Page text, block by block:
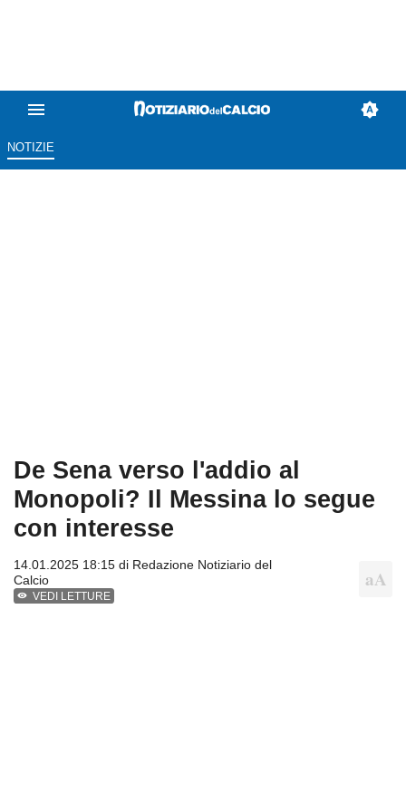
NOTIZIE
De Sena verso l'addio al
Monopoli? Il Messina lo segue
con interesse
14.01.2025 18:15 di Redazione Notiziario del
Calcio
VEDI LETTURE